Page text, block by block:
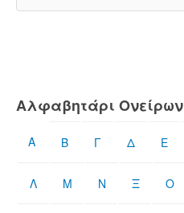
Αλφαβητάρι Ονείρων
Α Β Γ Δ Ε
Λ Μ Ν Ξ Ο